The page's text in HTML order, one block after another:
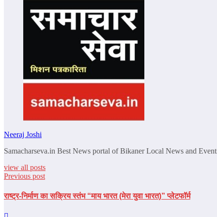
Neeraj Joshi
Samacharseva.in Best News portal of Bikaner Local News and
view all posts
Previous post
राष्ट्र-निर्माण का सक्रिय स्तंभ “माय भारत (मेरा युवा भारत)” प्लेटफॉर्म